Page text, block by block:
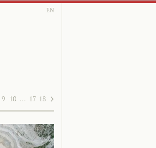
EN
9 10 … 17 18